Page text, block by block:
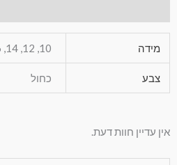
מידה 10, 12, 14, 16, 18, 20, 22
צבע כחול
אין עדיין חוות דעת.